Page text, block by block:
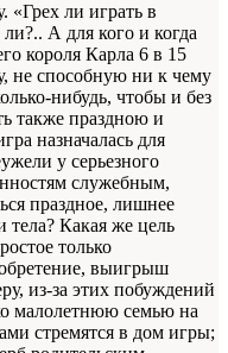
«Грех ли играть в
А для кого и когда
короля Карла 6 в 15
не способную ни к чему
нибудь, чтобы и без
также праздною и
назначалась для
у серьезного
служебным,
праздное, лишнее
Какая же цель
только
выигрыш
из-за этих побуждений
малолетнюю семью на
стремятся в дом игры;